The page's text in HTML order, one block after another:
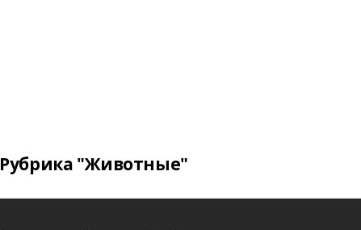
Рубрика "Животные"